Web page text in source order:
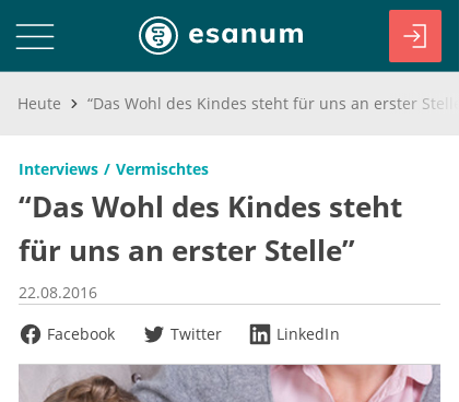
Heute “Das Wohl des Kindes steht für uns an erster Stelle”
Interviews Vermischtes
“Das Wohl des Kindes steht
für uns an erster Stelle”
22.08.2016
Facebook
Twitter LinkedIn